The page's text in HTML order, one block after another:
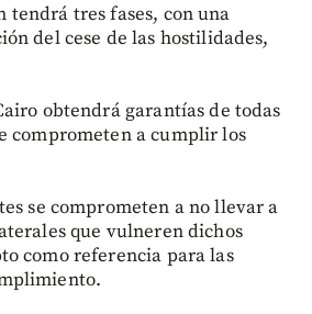
tendrá tres fases, con una
del cese de las hostilidades,
obtendrá garantías de todas
comprometen a cumplir los
se comprometen a no llevar a
que vulneren dichos
como referencia para las